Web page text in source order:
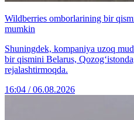
Wildberries omborlarining bir
mumkin
Shuningdek, kompaniya uzoq
bir qismini Belarus,
rejalashtirmoqda.
16:04 / 06.08.2026